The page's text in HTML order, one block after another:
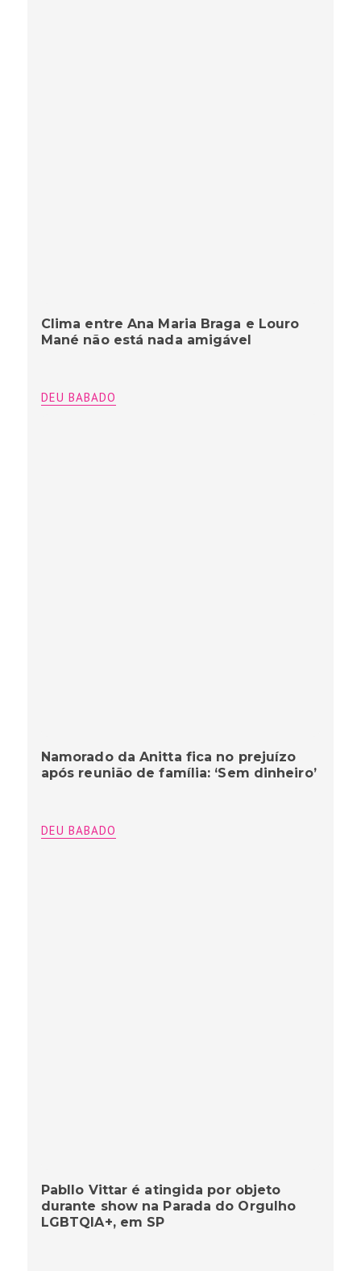
Clima entre Ana Maria Braga e Louro
Mané não está nada amigável
DEU BABADO
Namorado da Anitta fica no prejuízo
após reunião de família: ‘Sem dinheiro’
DEU BABADO
Pabllo Vittar é atingida por objeto
durante show na Parada do Orgulho
LGBTQIA+, em SP